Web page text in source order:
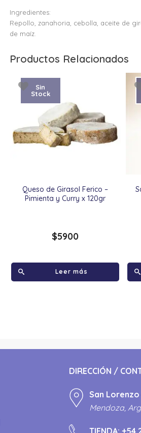
Ingredientes:
Repollo, zanahoria, cebolla, aceite de
de maíz.
Productos Relacionados
Queso de Girasol Ferico –
Pimienta y Curry x 120gr
Sin
Stock
$5900
Leer más
DIRECCIÓN /
San Lorenzo
Mendoza,